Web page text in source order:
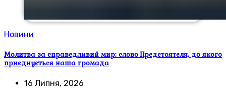
Новини
Молитва за справедливий мир: слово Предстоятеля, до якого
приєднується наша громада
16 Липня, 2026